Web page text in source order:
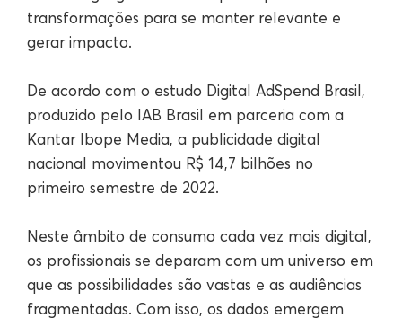
transformações para se manter relevante e
gerar impacto.
De acordo com o estudo Digital AdSpend Brasil,
produzido pelo IAB Brasil em parceria com a
Kantar Ibope Media, a publicidade digital
nacional movimentou R$ 14,7 bilhões no
primeiro semestre de 2022.
Neste âmbito de consumo cada vez mais digital,
os profissionais se deparam com um universo em
que as possibilidades são vastas e as audiências
fragmentadas. Com isso, os dados emergem